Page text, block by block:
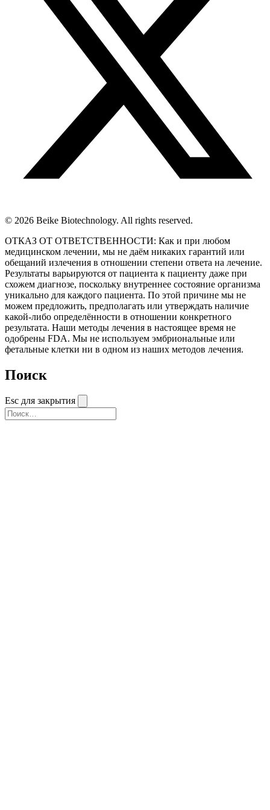
© 2026 Beike Biotechnology. All rights reserved.
ОТКАЗ ОТ ОТВЕТСТВЕННОСТИ: Как и при любом
медицинском лечении, мы не даём никаких гарантий или
обещаний излечения в отношении степени ответа на лечение.
Результаты варьируются от пациента к пациенту даже при
схожем диагнозе, поскольку внутреннее состояние организма
уникально для каждого пациента. По этой причине мы не
можем предложить, предполагать или утверждать наличие
какой-либо определённости в отношении конкретного
результата. Наши методы лечения в настоящее время не
одобрены FDA. Мы не используем эмбриональные или
фетальные клетки ни в одном из наших методов лечения.
Поиск
Esc для закрытия